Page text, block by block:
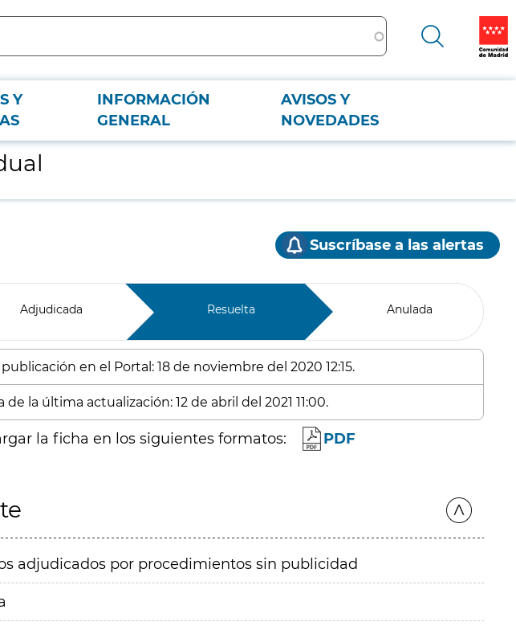
Y
INFORMACIÓN
GENERAL
AVISOS Y
NOVEDADES
Suscríbase a las alertas
Adjudicada Resuelta Anulada
en el Portal: 18 de noviembre del 2020 12:15.
de la última actualización: 12 de abril del 2021 11:00.
la ficha en los siguientes formatos: PDF
adjudicados por procedimientos sin publicidad